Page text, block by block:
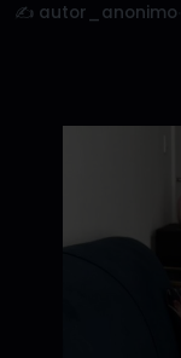
✍️ autor_anonimo